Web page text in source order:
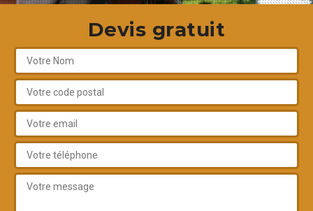
Devis gratuit